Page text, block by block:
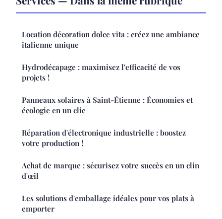
Location décoration dolce vita : créez une ambiance
italienne unique
Hydrodécapage : maximisez l'efficacité de vos
projets !
Panneaux solaires à Saint-Étienne : Économies et
écologie en un clic
Réparation d'électronique industrielle : boostez
votre production !
Achat de marque : sécurisez votre succès en un clin
d'œil
Les solutions d'emballage idéales pour vos plats à
emporter